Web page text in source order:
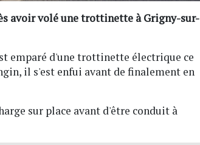
avoir volé une trottinette à Grigny-sur-
emparé d'une trottinette électrique ce
il s'est enfui avant de finalement en
sur place avant d'être conduit à